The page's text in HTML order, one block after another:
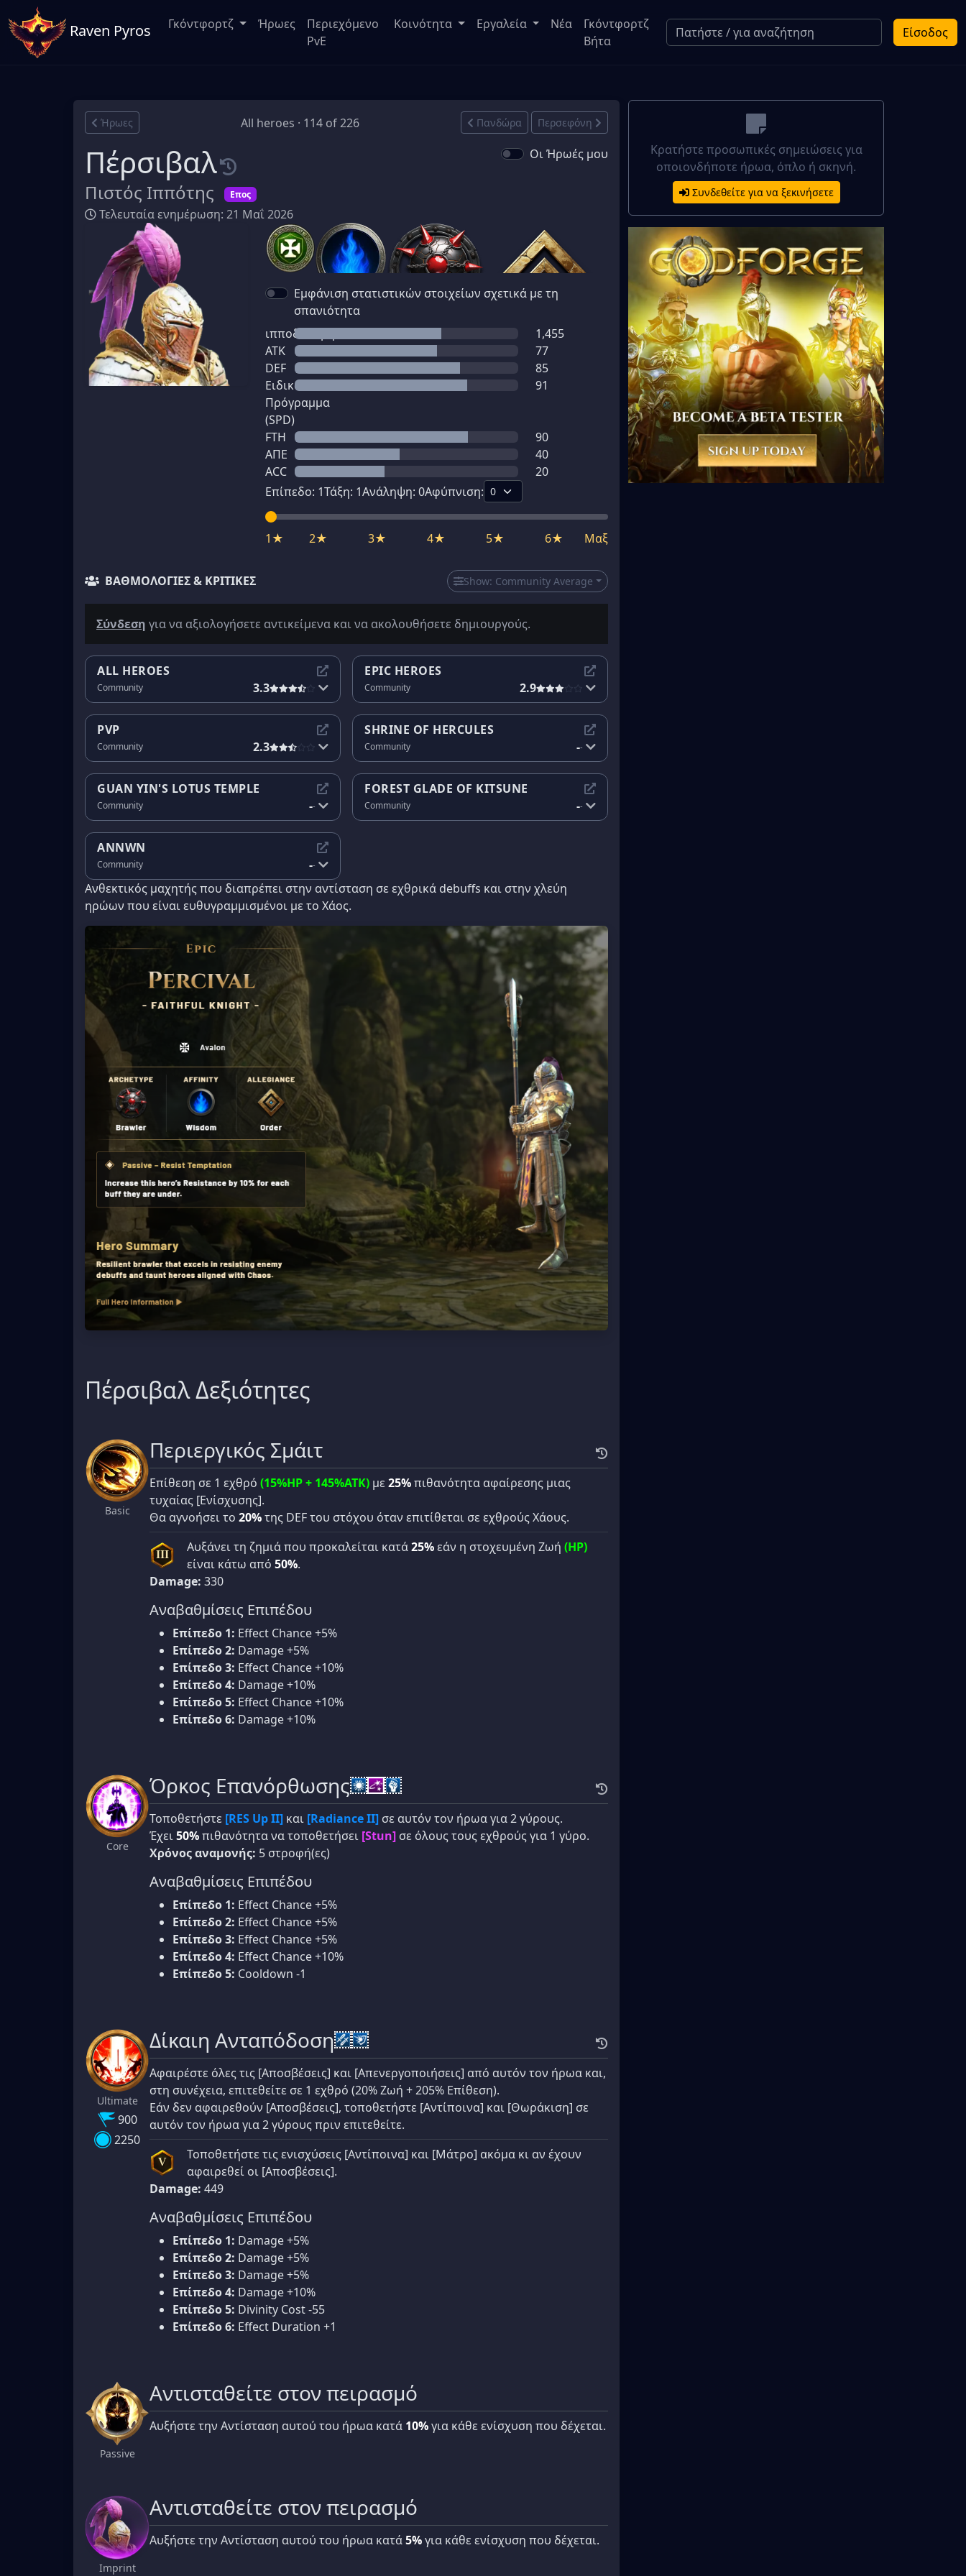
Raven Pyros Είσοδος
Γκόντφορτζ Ήρωες
Περιεχόμενο
PvE
Κοινότητα Εργαλεία Νέα
Γκόντφορτζ
Βήτα
Ήρωες All heroes · 114 of 226 Πανδώρα Περσεφόνη
Πέρσιβαλ
Πιστός Ιππότης Επος
Τελευταία ενημέρωση: 21 Μαΐ 2026
Οι Ήρωές μου
Εμφάνιση στατιστικών στοιχείων σχετικά με τη
σπανιότητα
ιπποδύναμη
1,455
ATK
77
DEF
85
Ειδικό
Πρόγραμμα
(SPD)
91
FTH
90
ΑΠΕ
40
ACC
20
Επίπεδο: 1Τάξη: 1Ανάληψη: 0Αφύπνιση:
1★ 2★ 3★ 4★ 5★ 6★ Μαξ
ΒΑΘΜΟΛΟΓΊΕΣ & ΚΡΙΤΙΚΈΣ Show: Community Average
Σύνδεση για να αξιολογήσετε αντικείμενα και να ακολουθήσετε δημιουργούς.
ALL HEROES
Community 3.3
EPIC HEROES
Community 2.9
PVP
Community 2.3
SHRINE OF HERCULES
Community --
GUAN YIN'S LOTUS TEMPLE
Community --
FOREST GLADE OF KITSUNE
Community --
ANNWN
Community --
Ανθεκτικός μαχητής που διαπρέπει στην αντίσταση σε εχθρικά debuffs και στην χλεύη
ηρώων που είναι ευθυγραμμισμένοι με το Χάος.
Πέρσιβαλ Δεξιότητες
Basic
Περιεργικός Σμάιτ
Επίθεση σε 1 εχθρό (15%HP + 145%ATK) με 25%πιθανότητα αφαίρεσης μιας
τυχαίας [Ενίσχυσης].
Θα αγνοήσει το 20%της DEF του στόχου όταν επιτίθεται σε εχθρούς Χάους.
III Αυξάνει τη ζημιά που προκαλείται κατά25%εάν η στοχευμένη Ζωή (HP)
είναι κάτω από 50%.
Damage: 330
Αναβαθμίσεις Επιπέδου
Επίπεδο 1: Effect Chance +5%
Επίπεδο 2: Damage +5%
Επίπεδο 3: Effect Chance +10%
Επίπεδο 4: Damage +10%
Επίπεδο 5: Effect Chance +10%
Επίπεδο 6: Damage +10%
Core
Όρκος Επανόρθωσης
Τοποθετήστε [RES Up II] και [Radiance II] σε αυτόν τον ήρωα για 2 γύρους.
Έχει50%πιθανότητα να τοποθετήσει [Stun] σε όλους τους εχθρούς για 1 γύρο.
Χρόνος αναμονής: 5 στροφή(ες)
Αναβαθμίσεις Επιπέδου
Επίπεδο 1: Effect Chance +5%
Επίπεδο 2: Effect Chance +5%
Επίπεδο 3: Effect Chance +5%
Επίπεδο 4: Effect Chance +10%
Επίπεδο 5: Cooldown -1
Ultimate
900
2250
Δίκαιη Ανταπόδοση
Αφαιρέστε όλες τις [Αποσβέσεις] και [Απενεργοποιήσεις] από αυτόν τον ήρωα και,
στη συνέχεια, επιτεθείτε σε 1 εχθρό (20% Ζωή + 205% Επίθεση).
Εάν δεν αφαιρεθούν [Αποσβέσεις], τοποθετήστε [Αντίποινα] και [Θωράκιση] σε
αυτόν τον ήρωα για 2 γύρους πριν επιτεθείτε.
V
Τοποθετήστε τις ενισχύσεις [Αντίποινα] και [Μάτρο] ακόμα κι αν έχουν
αφαιρεθεί οι [Αποσβέσεις].
Damage: 449
Αναβαθμίσεις Επιπέδου
Επίπεδο 1: Damage +5%
Επίπεδο 2: Damage +5%
Επίπεδο 3: Damage +5%
Επίπεδο 4: Damage +10%
Επίπεδο 5: Divinity Cost -55
Επίπεδο 6: Effect Duration +1
Passive
Αντισταθείτε στον πειρασμό
Αυξήστε την Αντίσταση αυτού του ήρωα κατά 10%για κάθε ενίσχυση που δέχεται.
Imprint
Αντισταθείτε στον πειρασμό
Αυξήστε την Αντίσταση αυτού του ήρωα κατά5%για κάθε ενίσχυση που δέχεται.
Κρατήστε προσωπικές σημειώσεις για
οποιονδήποτε ήρωα, όπλο ή σκηνή.
Συνδεθείτε για να ξεκινήσετε